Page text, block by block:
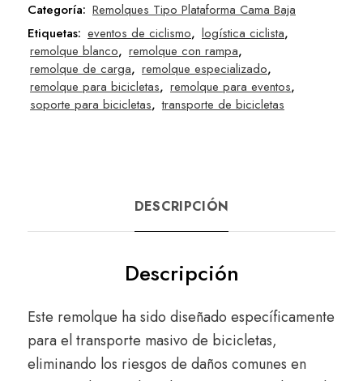
Categoría: Remolques Tipo Plataforma Cama Baja
Etiquetas: eventos de ciclismo, logística ciclista,
remolque blanco, remolque con rampa,
remolque de carga, remolque especializado,
remolque para bicicletas, remolque para eventos,
soporte para bicicletas, transporte de bicicletas
DESCRIPCIÓN
Descripción
Este remolque ha sido diseñado específicamente
para el transporte masivo de bicicletas,
eliminando los riesgos de daños comunes en